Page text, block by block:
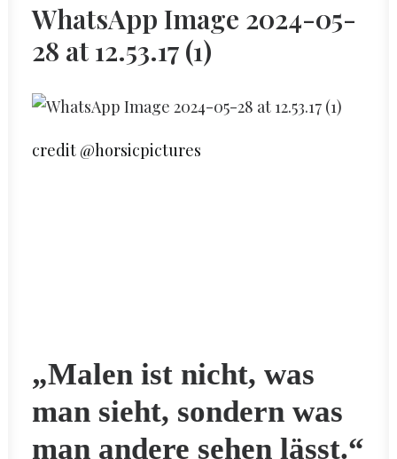
WhatsApp Image 2024-05-
28 at 12.53.17 (1)
credit @horsicpictures
„Malen ist nicht, was
man sieht, sondern was
man andere sehen lässt.“